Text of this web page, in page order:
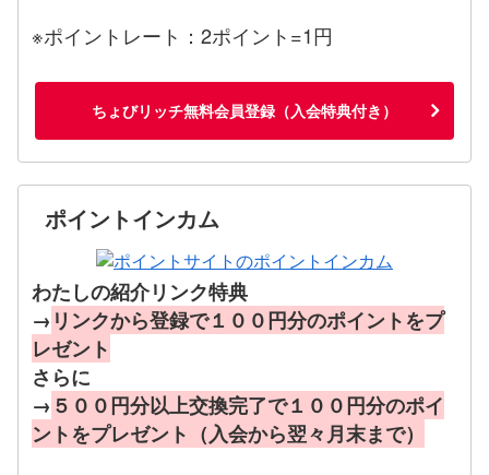
※ポイントレート：2ポイント=1円
ちょびリッチ無料会員登録（入会特典付き）
ポイントインカム
わたしの紹介リンク特典
→ リンクから登録で１００円分のポイントをプ
レゼント
さらに
→ ５００円分以上交換完了で１００円分のポイ
ントをプレゼント（入会から翌々月末まで）